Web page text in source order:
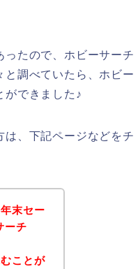
たので、ホビーサーチ
と調べていたら、ホビー
ができました♪
、下記ページなどをチ
末セー
ーチ
ことが